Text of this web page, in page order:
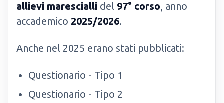
allievi marescialli del 97° corso, anno
accademico 2025/2026.
Anche nel 2025 erano stati pubblicati:
Questionario - Tipo 1
Questionario - Tipo 2